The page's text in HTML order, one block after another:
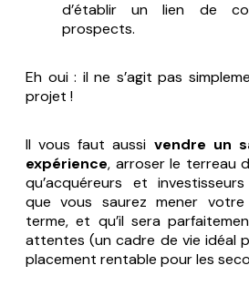
d’établir un lien de
prospects.
Eh oui : il ne s’agit pas
projet !
Il vous faut aussi vendre un
expérience, arroser le terreau
qu’acquéreurs et
que vous saurez mener
terme, et qu’il sera
attentes (un cadre de vie idéal
placement rentable pour les